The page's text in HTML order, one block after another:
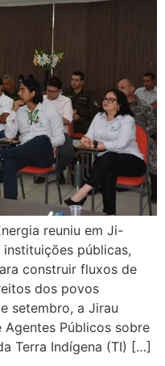
reuniu em Ji-
instituições públicas,
construir fluxos de
dos povos
setembro, a Jirau
Públicos sobre
Terra Indígena (TI) […]